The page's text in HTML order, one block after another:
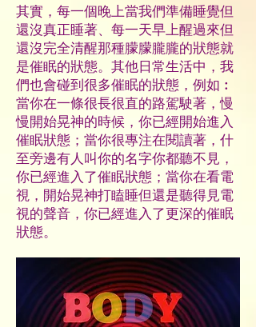
其實，每一個晚上當我們準備睡覺但
還沒真正睡著、每一天早上醒過來但
還沒完全清醒那種朦朦朧朧的狀態就
是催眠的狀態。其他日常生活中，我
們也會碰到很多催眠的狀態，例如︰
當你在一條很長很直的路駕駛著，慢
慢開始晃神的時候，你已經開始進入
催眠狀態；當你很專注在閱讀著，什
至旁邊有人叫你的名字你都聽不見，
你已經進入了催眠狀態；當你在看電
視，開始晃神打瞌睡但還是聽得見電
視的聲音，你已經進入了更深的催眠
狀態。